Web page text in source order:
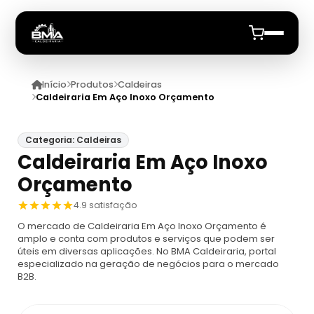
Início
Produtos
Caldeiras
Automação De Caldeiras
Caldeira De Recuperação
Inspecao Feitas Em Caldeiras
Cotação Inspeção De Caldeiras
Montagem De Caldeira
Anuncie
Início Produtos Caldeiras
Caldeiraria Em Aço Inoxo Orçamento
Categoria: Caldeiras
Caldeiraria Em Aço Inoxo
Orçamento
4.9 satisfação
O mercado de Caldeiraria Em Aço Inoxo Orçamento é
amplo e conta com produtos e serviços que podem ser
úteis em diversas aplicações. No BMA Caldeiraria, portal
especializado na geração de negócios para o mercado
B2B.